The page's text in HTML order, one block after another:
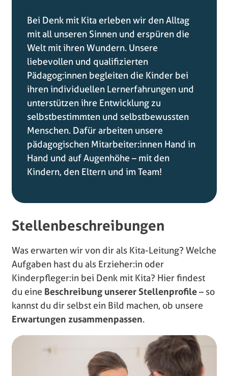
Bei Denk mit Kita erleben wir den Alltag
mit all unseren Sinnen und erspüren die
Welt mit ihren Wundern. Unsere
liebevollen und qualifizierten
Pädagog:innen begleiten die Kinder bei
ihren individuellen Lernerfahrungen und
unterstützen ihre Entwicklung zu
selbstbestimmten und selbstbewussten
Menschen. Dafür arbeiten unsere
pädagogischen Mitarbeiter:innen Hand in
Hand und auf Augenhöhe – mit den
Kindern, den Eltern und im Team!
Stellenbeschreibungen
Was erwarten wir von dir als Kita-Leitung? Welche
Aufgaben hast du als Erzieher:in oder
Kinderpfleger:in bei Denk mit Kita? Hier findest
du eine Beschreibung unserer Stellenprofile– so
kannst du dir selbst ein Bild machen, ob unsere
Erwartungen zusammenpassen.